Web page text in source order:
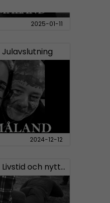
2025-01-11
Julavslutning
2024-12-12
Livstid och nytt segment